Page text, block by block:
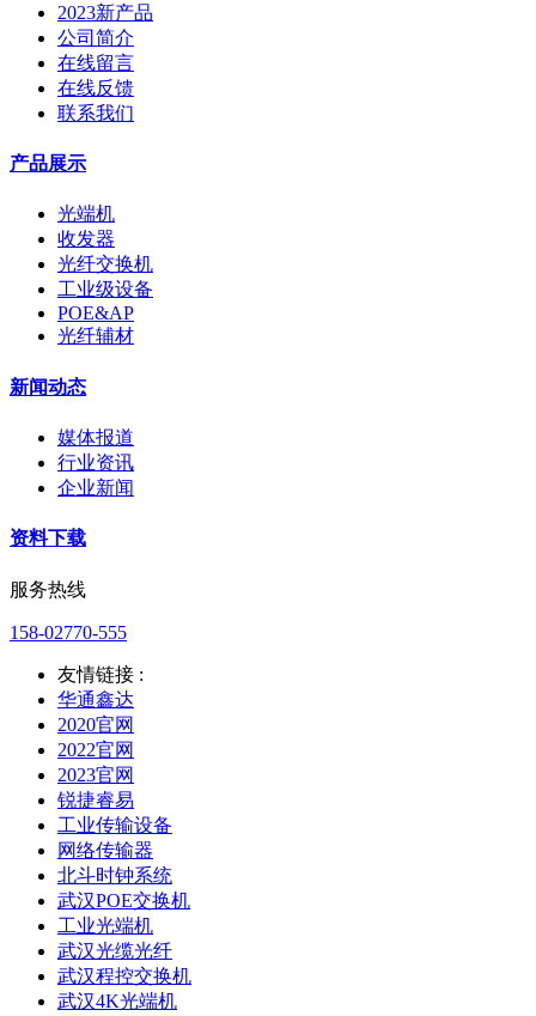
2023新产品
公司简介
在线留言
在线反馈
联系我们
产品展示
光端机
收发器
光纤交换机
工业级设备
POE&AP
光纤辅材
新闻动态
媒体报道
行业资讯
企业新闻
资料下载
服务热线
158-02770-555
友情链接 :
华通鑫达
2020官网
2022官网
2023官网
锐捷睿易
工业传输设备
网络传输器
北斗时钟系统
武汉POE交换机
工业光端机
武汉光缆光纤
武汉程控交换机
武汉4K光端机